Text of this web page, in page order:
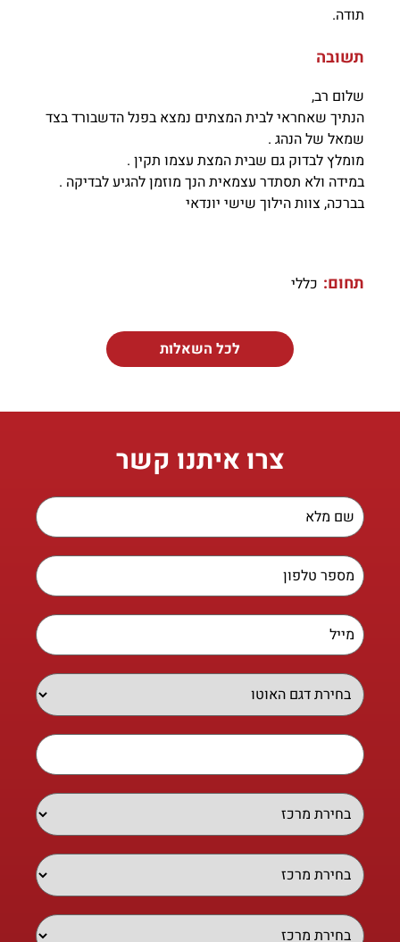
תודה.
תשובה
שלום רב,
הנתיך שאחראי לבית המצתים נמצא בפנל הדשבורד בצד
שמאל של הנהג .
מומלץ לבדוק גם שבית המצת עצמו תקין .
במידה ולא תסתדר עצמאית הנך מוזמן להגיע לבדיקה .
בברכה, צוות הילוך שישי יונדאי
תחום: כללי
לכל השאלות
צרו איתנו קשר